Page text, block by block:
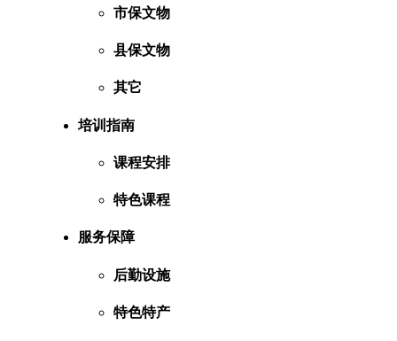
市保文物
县保文物
其它
培训指南
课程安排
特色课程
服务保障
后勤设施
特色特产